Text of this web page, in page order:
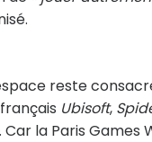
reste
Ubisoft,
. Car la Paris